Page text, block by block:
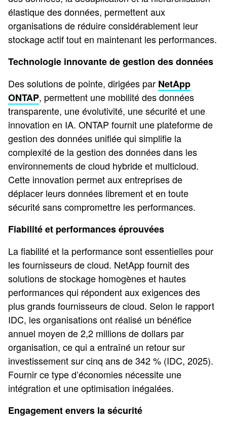
élastique des données, permettent aux
organisations de réduire considérablement leur
stockage actif tout en maintenant les performances.
Technologie innovante de gestion des données
Des solutions de pointe, dirigées par NetApp
ONTAP, permettent une mobilité des données
transparente, une évolutivité, une sécurité et une
innovation en IA. ONTAP fournit une plateforme de
gestion des données unifiée qui simplifie la
complexité de la gestion des données dans les
environnements de cloud hybride et multicloud.
Cette innovation permet aux entreprises de
déplacer leurs données librement et en toute
sécurité sans compromettre les performances.
Fiabilité et performances éprouvées
La fiabilité et la performance sont essentielles pour
les fournisseurs de cloud. NetApp fournit des
solutions de stockage homogènes et hautes
performances qui répondent aux exigences des
plus grands fournisseurs de cloud. Selon le rapport
IDC, les organisations ont réalisé un bénéfice
annuel moyen de 2,2 millions de dollars par
organisation, ce qui a entraîné un retour sur
investissement sur cinq ans de 342 % (IDC, 2025).
Fournir ce type d’économies nécessite une
intégration et une optimisation inégalées.
Engagement envers la sécurité